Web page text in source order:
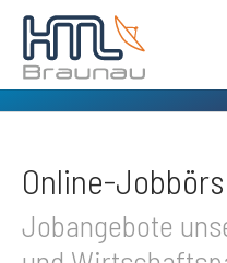
Online-
Jobangebote